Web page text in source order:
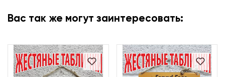
Вас так же могут заинтересовать: